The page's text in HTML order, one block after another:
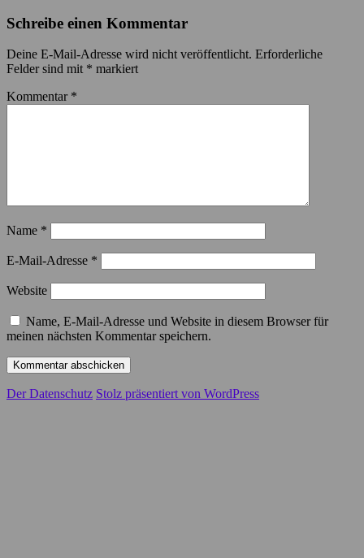
Schreibe einen Kommentar
Deine E-Mail-Adresse wird nicht veröffentlicht. Erforderliche
Felder sind mit * markiert
Kommentar *
Name *
E-Mail-Adresse *
Website
Name, E-Mail-Adresse und Website in diesem Browser für
meinen nächsten Kommentar speichern.
Der Datenschutz Stolz präsentiert von WordPress